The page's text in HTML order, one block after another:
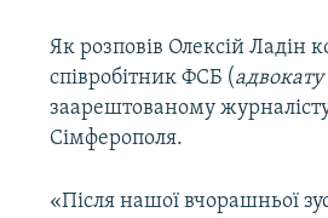
Як розповів Олексій Ладін
співробітник ФСБ (
заарештованому
Сімферополя.
«Після нашої вчорашньої